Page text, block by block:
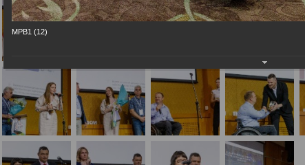
МРВ1 (12)